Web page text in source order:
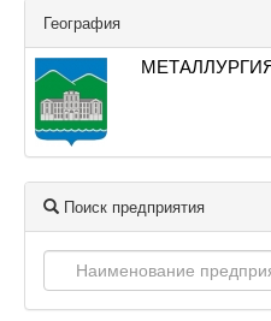
География
Поиск предприятия